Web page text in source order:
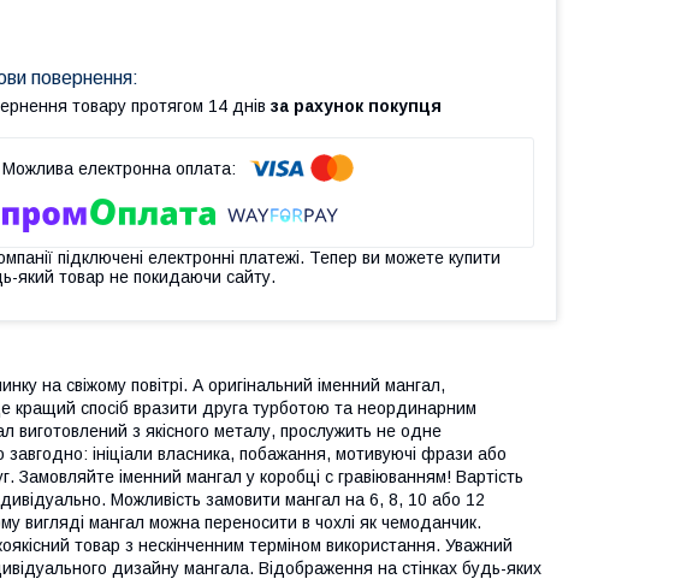
товару протягом 14 днів за рахунок покупця
підключені електронні платежі. Тепер ви можете купити
який товар не покидаючи сайту.
на свіжому повітрі. А оригінальний іменний мангал,
кращий спосіб вразити друга турботою та неординарним
виготовлений з якісного металу, прослужить не одне
ініціали власника, побажання, мотивуючі фрази або
Замовляйте іменний мангал у коробці с гравіюванням! Вартість
Можливість замовити мангал на 6, 8, 10 або 12
вигляді мангал можна переносити в чохлі як чемоданчик.
товар з нескінченним терміном використання. Уважний
дизайну мангала. Відображення на стінках будь-яких